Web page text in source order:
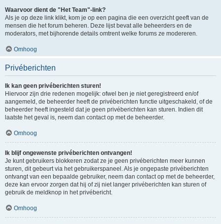
Waarvoor dient de "Het Team"-link?
Als je op deze link klikt, kom je op een pagina die een overzicht geeft van de
mensen die het forum beheren. Deze lijst bevat alle beheerders en de
moderators, met bijhorende details omtrent welke forums ze modereren.
Omhoog
Privéberichten
Ik kan geen privéberichten sturen!
Hiervoor zijn drie redenen mogelijk: ofwel ben je niet geregistreerd en/of
aangemeld, de beheerder heeft de privéberichten functie uitgeschakeld, of de
beheerder heeft ingesteld dat je geen privéberichten kan sturen. Indien dit
laatste het geval is, neem dan contact op met de beheerder.
Omhoog
Ik blijf ongewenste privéberichten ontvangen!
Je kunt gebruikers blokkeren zodat ze je geen privéberichten meer kunnen
sturen, dit gebeurt via het gebruikerspaneel. Als je ongepaste privéberichten
ontvangt van een bepaalde gebruiker, neem dan contact op met de beheerder,
deze kan ervoor zorgen dat hij of zij niet langer privéberichten kan sturen of
gebruik de meldknop in het privébericht.
Omhoog